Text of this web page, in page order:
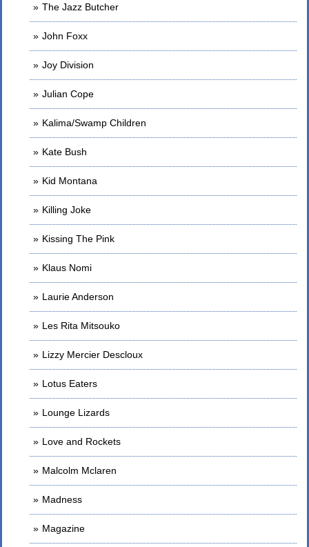
The Jazz Butcher
John Foxx
Joy Division
Julian Cope
Kalima/Swamp Children
Kate Bush
Kid Montana
Killing Joke
Kissing The Pink
Klaus Nomi
Laurie Anderson
Les Rita Mitsouko
Lizzy Mercier Descloux
Lotus Eaters
Lounge Lizards
Love and Rockets
Malcolm Mclaren
Madness
Magazine